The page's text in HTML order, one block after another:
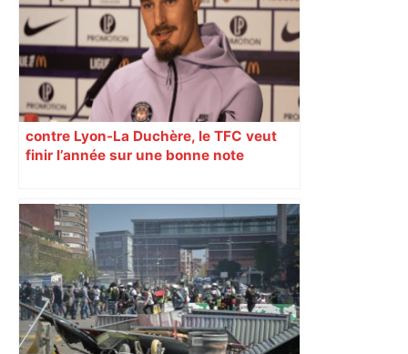
contre Lyon-La Duchère, le TFC veut
finir l’année sur une bonne note